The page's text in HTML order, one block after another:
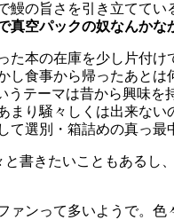
鰻の旨さを引き立てて
真空パックの奴なんか
本の在庫を少し片付
し食事から帰ったあと
テーマは昔から興味
り騒々しくは出来な
選別・箱詰めの真っ最
と書きたいこともあるし
ンって多いようで。